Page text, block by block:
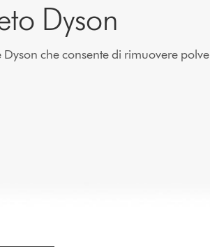
Dyson
che consente di rimuovere